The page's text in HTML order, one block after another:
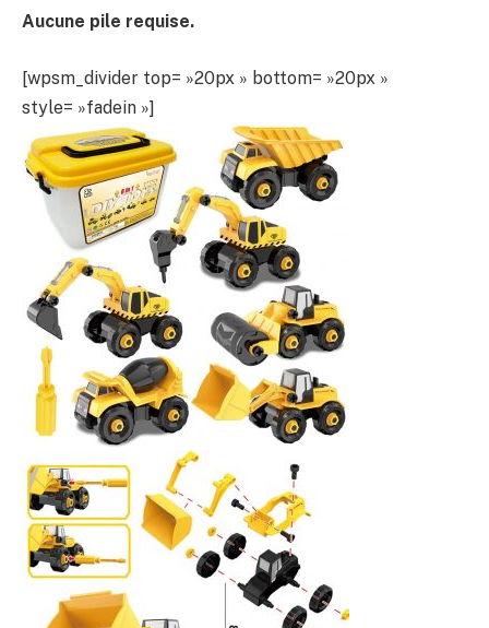
Aucune pile requise.
[wpsm_divider top= »20px » bottom= »20px »
style= »fadein »]